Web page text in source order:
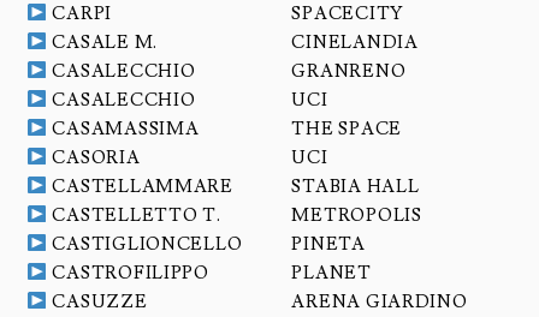
CARPI
SPACECITY
CASALE M.
CINELANDIA
CASALECCHIO
GRANRENO
CASALECCHIO
UCI
CASAMASSIMA
THE SPACE
CASORIA
UCI
CASTELLAMMARE
STABIA HALL
CASTELLETTO T.
METROPOLIS
CASTIGLIONCELLO
PINETA
CASTROFILIPPO
PLANET
CASUZZE
ARENA GIARDINO